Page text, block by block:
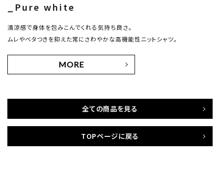
_Pure white
清涼感で身体を包みこんでくれる気持ち良さ。
ムレやベタつきを抑えた常にさわやかな高機能性ニットシャツ。
MORE
全ての商品を見る
TOPページに戻る